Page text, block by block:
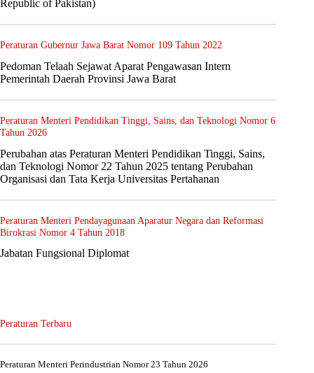
Republic of Pakistan)
Peraturan Gubernur Jawa Barat Nomor 109 Tahun 2022
Pedoman Telaah Sejawat Aparat Pengawasan Intern
Pemerintah Daerah Provinsi Jawa Barat
Peraturan Menteri Pendidikan Tinggi, Sains, dan Teknologi Nomor 6
Tahun 2026
Perubahan atas Peraturan Menteri Pendidikan Tinggi, Sains,
dan Teknologi Nomor 22 Tahun 2025 tentang Perubahan
Organisasi dan Tata Kerja Universitas Pertahanan
Peraturan Menteri Pendayagunaan Aparatur Negara dan Reformasi
Birokrasi Nomor 4 Tahun 2018
Jabatan Fungsional Diplomat
Peraturan Terbaru
Peraturan Menteri Perindustrian Nomor 23 Tahun 2026